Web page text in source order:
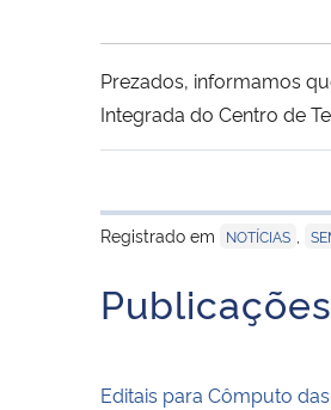
Prezados, informamos
Integrada do Centro de
Registrado em
NOTÍCIAS
Editais para Cômputo